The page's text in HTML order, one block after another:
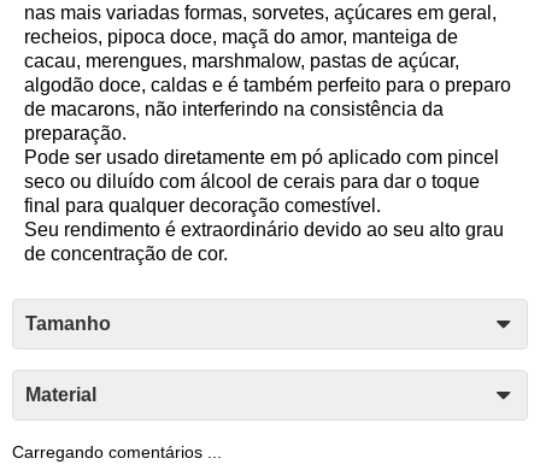
nas mais variadas formas, sorvetes, açúcares em geral,
recheios, pipoca doce, maçã do amor, manteiga de
cacau, merengues, marshmalow, pastas de açúcar,
algodão doce, caldas e é também perfeito para o preparo
de macarons, não interferindo na consistência da
preparação.
Pode ser usado diretamente em pó aplicado com pincel
seco ou diluído com álcool de cerais para dar o toque
final para qualquer decoração comestível.
Seu rendimento é extraordinário devido ao seu alto grau
de concentração de cor.
Tamanho
Material
Carregando comentários ...